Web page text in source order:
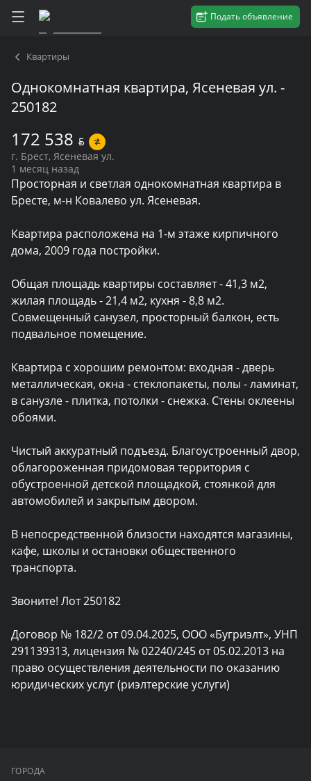
Подать объявление
Квартиры
Однокомнатная квартира, Ясеневая ул. -
250182
172 538 BYN
г. Брест, Ясеневая ул.
1 месяц назад
Просторная и светлая однокомнатная квартира в
Бресте, м-н Ковалево ул. Ясеневая.
Квартира расположена на 1-м этаже кирпичного
дома, 2009 года постройки.
Общая площадь квартиры составляет - 41,3 м2,
жилая площадь - 21,4 м2, кухня - 8,8 м2.
Совмещенный санузел, просторный балкон, есть
подвальное помещение.
Квартира с хорошим ремонтом: входная - дверь
металлическая, окна - стеклопакеты, полы - ламинат,
в санузле - плитка, потолки - снежка. Стены оклеены
обоями.
Чистый аккуратный подъезд. Благоустроенный двор,
облагороженная придомовая территория с
обустроенной детской площадкой, стоянкой для
автомобилей и закрытым двором.
В непосредственной близости находятся магазины,
кафе, школы и остановки общественного
транспорта.
Звоните! Лот 250182
Договор № 182/2 от 09.04.2025, ООО «Бугриэлт», УНП
291139313, лицензия № 02240/245 от 05.02.2013 на
право осуществления деятельности по оказанию
юридических услуг (риэлтерские услуги)
ГОРОДА